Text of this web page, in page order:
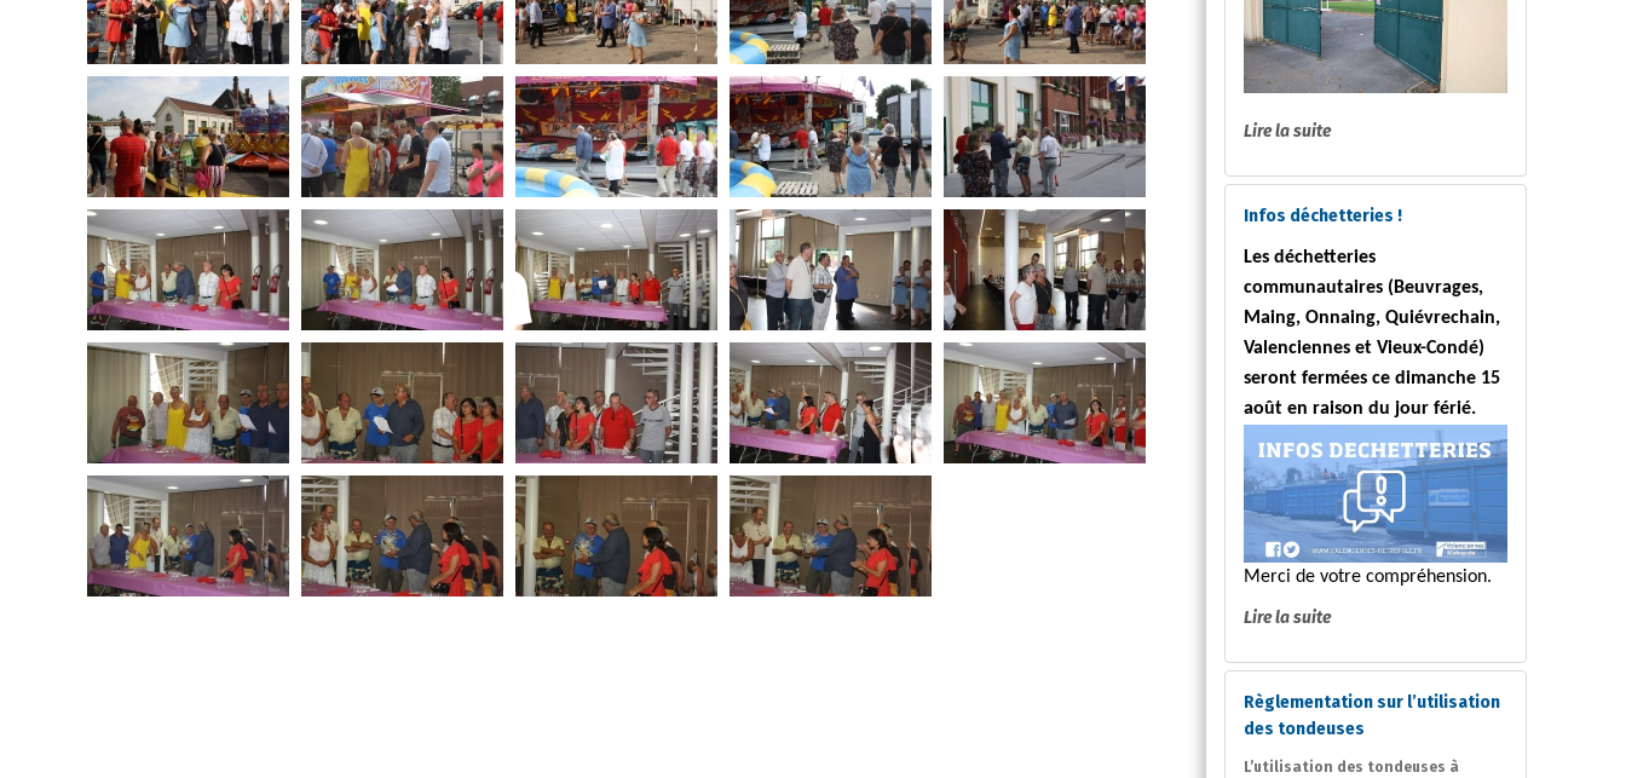
Lire la suite
Infos déchetteries !
Les déchetteries
communautaires (Beuvrages,
Maing, Onnaing, Quiévrechain,
Valenciennes et Vieux-Condé)
seront fermées ce dimanche 15
août en raison du jour férié.
Merci de votre compréhension.
Lire la suite
Règlementation sur l’utilisation
des tondeuses
L’utilisation des tondeuses à